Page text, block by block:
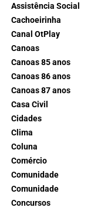
Assistência Social
Cachoeirinha
Canal OtPlay
Canoas
Canoas 85 anos
Canoas 86 anos
Canoas 87 anos
Casa Civil
Cidades
Clima
Coluna
Comércio
Comunidade
Comunidade
Concursos